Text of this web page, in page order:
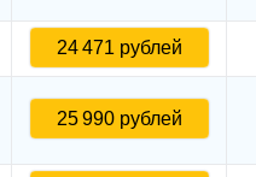
24 471 рублей
25 990 рублей